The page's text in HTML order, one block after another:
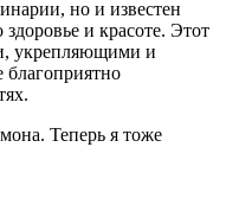
но и известен
и красоте. Этот
укрепляющими и